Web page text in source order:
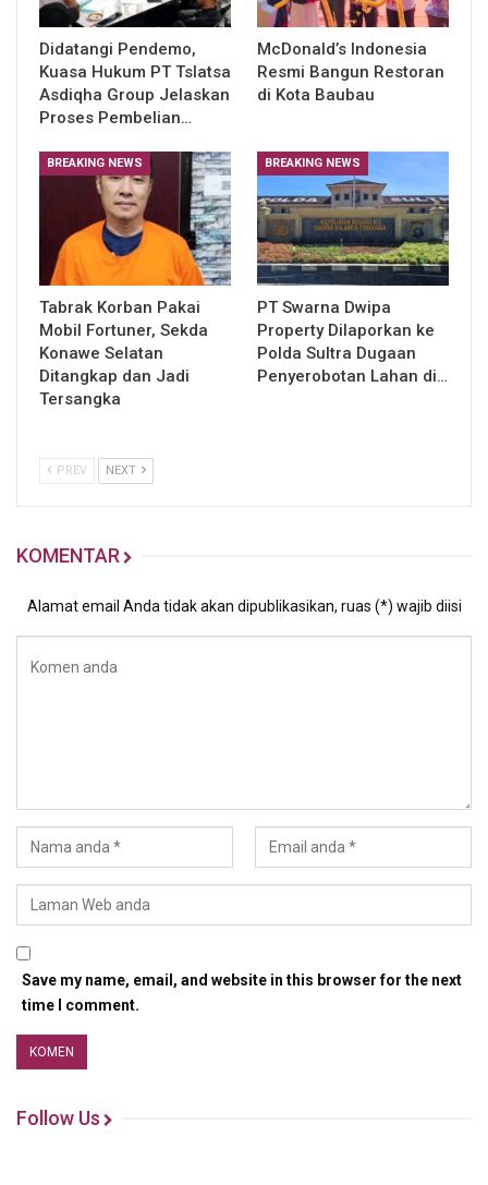
Didatangi Pendemo,
Kuasa Hukum PT Tslatsa
Asdiqha Group Jelaskan
Proses Pembelian…
McDonald’s Indonesia
Resmi Bangun Restoran
di Kota Baubau
BREAKING NEWS
Tabrak Korban Pakai
Mobil Fortuner, Sekda
Konawe Selatan
Ditangkap dan Jadi
Tersangka
BREAKING NEWS
PT Swarna Dwipa
Property Dilaporkan ke
Polda Sultra Dugaan
Penyerobotan Lahan di…
PREV NEXT
KOMENTAR
Alamat email Anda tidak akan dipublikasikan, ruas (*) wajib diisi
Save my name, email, and website in this browser for the next
time I comment.
Follow Us